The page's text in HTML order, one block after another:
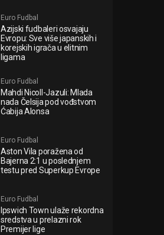
Euro Fudbal
Azijski fudbaleri osvajaju
Evropu: Sve više japanskih i
korejskih igrača u elitnim
ligama
Euro Fudbal
Mahdi Nicoll-Jazuli: Mlada
nada Čelsija pod vođstvom
Ćabija Alonsa
Euro Fudbal
Aston Vila poražena od
Bajerna 2:1 u poslednjem
testu pred Superkup Evrope
Euro Fudbal
Ipswich Town ulaže rekordna
sredstva u prelazni rok
Premijer lige